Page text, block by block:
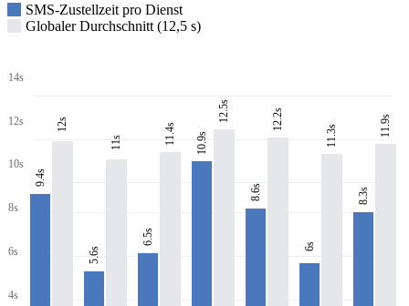
SMS-Zustellzeit pro Dienst
Globaler Durchschnitt (12,5 s)
14s
12s
10s
8s
6s
4s
9.4s
12s
5.6s
11s
6.5s
11.4s 10.9s
12.5s
8.6s
12.2s
6s
11.3s
8.3s
11.9s